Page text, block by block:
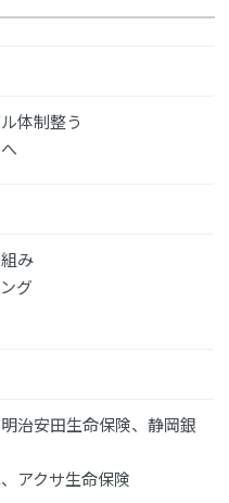
体制整う
み
グ
治安田生命保険、静岡銀
アクサ生命保険